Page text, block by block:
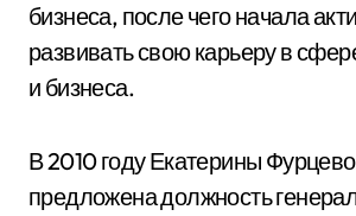
бизнеса, после чего начала
развивать свою карьеру в
и бизнеса.
В 2010 году Екатерины
предложена должность